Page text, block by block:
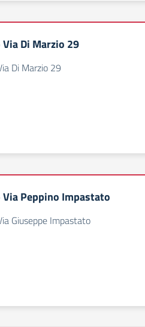
Di Marzio 29
Di Marzio 29
Via Peppino Impastato
Giuseppe Impastato